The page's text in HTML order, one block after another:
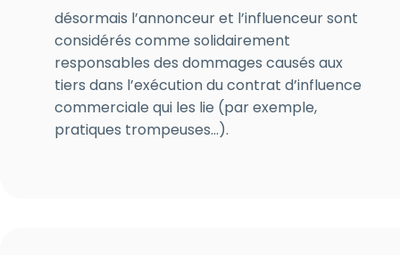
désormais l’annonceur et l’influenceur sont
considérés comme solidairement
responsables des dommages causés aux
tiers dans l’exécution du contrat d’influence
commerciale qui les lie (par exemple,
pratiques trompeuses…).